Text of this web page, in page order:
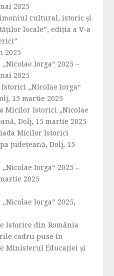
2025
cultural, istoric și
locale”, ediția a V-a
2025
Iorga“ 2025 –
2025
„Nicolae Iorga“
15 martie 2025
Micilor Istorici „Nicolae
Dolj, 15 martie 2025
Micilor Istorici
județeană, Dolj, 15
Iorga“ 2025 –
2025
Iorga” 2025,
Istorice din România
cadru puse în
Ministerul Educației și